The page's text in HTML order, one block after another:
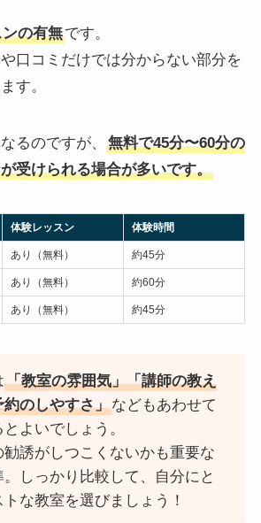
の有無です。
口コミだけでは分からない部分を
す。
るのですが、
無料で45分〜60分の
受けられる場合が多いです。
体験レッスン 体験時間
あり（無料） 約45分
あり（無料） 約60分
あり（無料） 約45分
「教室の雰囲気」「講師の教え
約のしやすさ」などもあわせて
よいでしょう。
勧誘がしつこくないかも重要な
。しっかり比較して、自分にと
トな教室を選びましょう！